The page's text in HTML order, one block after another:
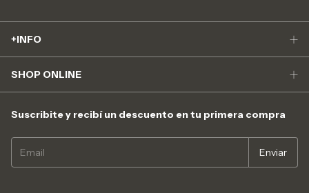
+INFO
SHOP ONLINE
Suscribite y recibí un descuento en tu primera compra